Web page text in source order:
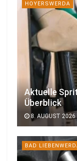
HOYERSWERDA
Aktuelle
Überblick
8. AUGUST 2026
BAD